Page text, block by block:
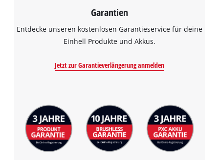
Garantien
Entdecke unseren kostenlosen Garantieservice für deine
Einhell Produkte und Akkus.
Jetzt zur Garantieverlängerung anmelden